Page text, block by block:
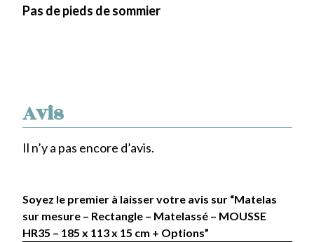
Avis
Il n’y a pas encore d’avis.
Soyez le premier à laisser votre avis sur “Matelas
sur mesure – Rectangle – Matelassé – MOUSSE
HR35 – 185 x 113 x 15 cm + Options”
Pas de pieds de sommier